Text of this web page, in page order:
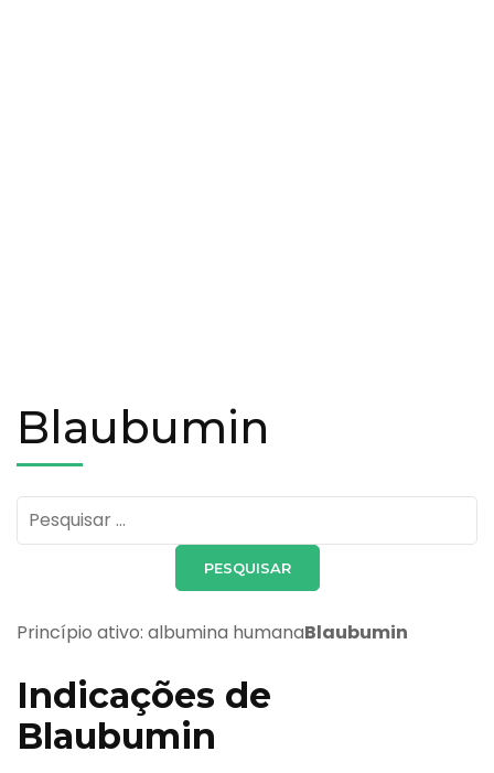
Blaubumin
Pesquisar
por:
Princípio ativo: albumina humanaBlaubumin
Indicações de
Blaubumin